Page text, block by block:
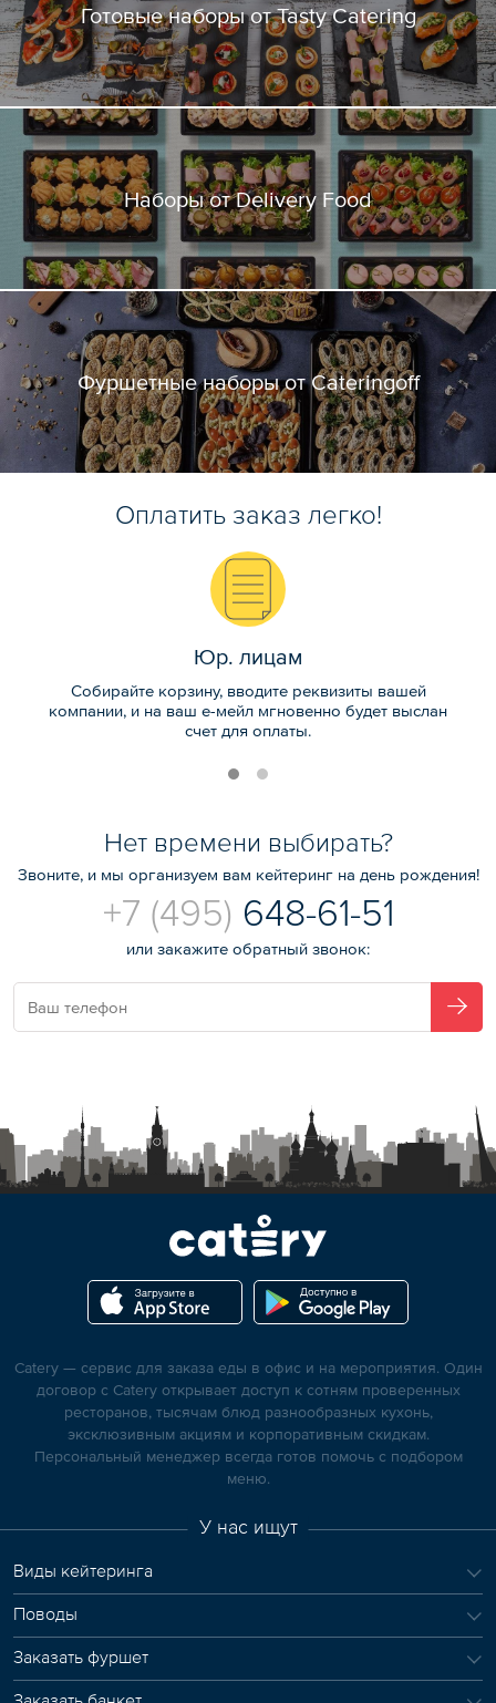
Готовые наборы от Tasty Catering
Наборы от Delivery Food
Фуршетные наборы от Cateringoff
Оплатить заказ легко!
Юр. лицам
Собирайте корзину, вводите реквизиты вашей
компании, и на ваш е-мейл мгновенно будет выслан
счет для оплаты.
Нет времени выбирать?
Звоните, и мы организуем вам кейтеринг на день рождения!
+7 (495) 648-61-51
или закажите обратный звонок:
Catery — сервис для заказа еды в офис и на мероприятия. Один
договор с Catery открывает доступ к сотням проверенных
ресторанов, тысячам блюд разнообразных кухонь,
эксклюзивным акциям и корпоративным скидкам.
Персональный менеджер всегда готов помочь с подбором
меню.
У нас ищут
Виды кейтеринга
Поводы
Заказать фуршет